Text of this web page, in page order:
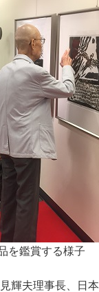
を鑑賞する様子
輝夫理事長、日